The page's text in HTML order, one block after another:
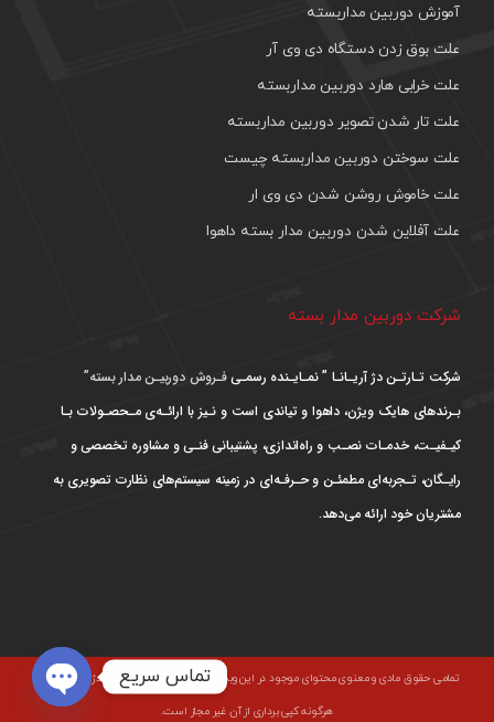
آموزش دوربین مداربسته
علت بوق زدن دستگاه دی وی آر
علت خرابی هارد دوربین مداربسته
علت تار شدن تصویر دوربین مداربسته
علت سوختن دوربین مداربسته چیست
علت خاموش روشن شدن دی وی ار
علت آفلاین شدن دوربین مدار بسته داهوا
شرکت دوربین مدار بسته
شرکت تـارتـن دژ آریـانـا ” نمـایـنده رسمـیفـروش دوربیـن مدار بسته”
بـرندهای هایک ویژن، داهوا و تیاندی است و نـیز با ارائـه‌ی مـحصـولات بـا
کیـفیـت، خدمـات نصـب و راه‌اندازی، پشتیبانی فنـی و مشاوره تخصصی و
رایـگان، تـجربه‌ای مطمئـن و حـرفـه‌ای در زمینه سیستم‌های نظارت تصویری به
مشتریان خود ارائه می‌دهد.
تمامی حقوق مادی و معنوی محتوای موجود در این وبسایت متعلق به شرکت تارتن دژ آریانا است و
هرگونه کپی برداری از آن غیر مجاز است.
تماس سریع